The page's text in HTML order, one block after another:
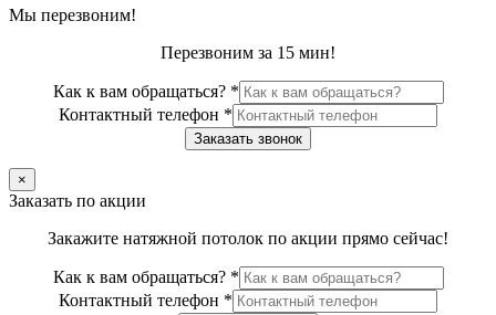
Мы перезвоним!
Перезвоним за 15 мин!
Как к вам обращаться? *
Контактный телефон *
Заказать звонок
×
Заказать по акции
Закажите натяжной потолок по акции прямо сейчас!
Как к вам обращаться? *
Контактный телефон *